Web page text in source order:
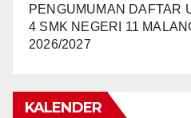
PENGUMUMAN DAFTAR
4 SMK NEGERI 11
2026/2027
KALENDER